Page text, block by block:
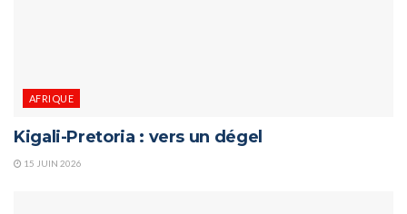
AFRIQUE
Kigali-Pretoria : vers un dégel
15 JUIN 2026